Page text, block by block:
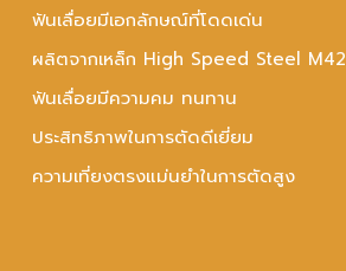
ฟันเลื่อยมีเอกลักษณ์ที่โดดเด่น
ผลิตจากเหล็ก High Speed Steel M42
ฟันเลื่อยมีความคม ทนทาน
ประสิทธิภาพในการตัดดีเยี่ยม
ความเที่ยงตรงแม่นยำในการตัดสูง